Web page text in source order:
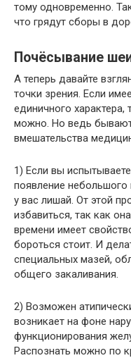
тому одновременно.
что грядут сборы в
Почёсывание
А теперь давайте
точки зрения. Если
единичного
можно. Но ведь
вмешательства
1) Если вы
появление небольшого
у вас лишай. От этой
избавиться, так как
времени имеет
бороться стоит. И
специальных мазей,
общего закаливания.
2) Возможен
возникает на фоне
функционирования
Распознать можно по